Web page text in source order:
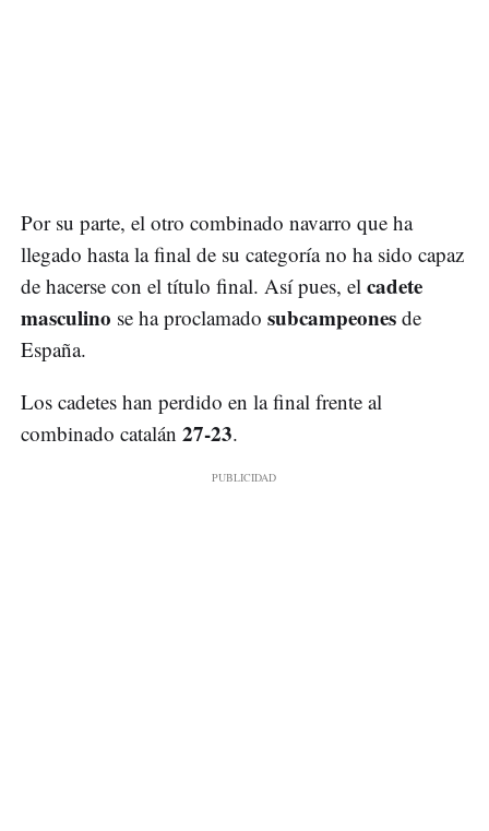
Por su parte, el otro combinado navarro que ha
llegado hasta la final de su categoría no ha sido capaz
de hacerse con el título final. Así pues, el cadete
masculino se ha proclamado subcampeones de
España.
Los cadetes han perdido en la final frente al
combinado catalán 27-23.